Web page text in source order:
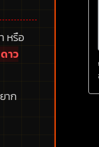
หรือ
าว
าก